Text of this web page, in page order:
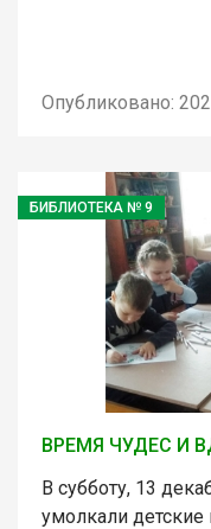
Опубликовано:
БИБЛИОТЕКА № 9
ВРЕМЯ ЧУДЕС И
В субботу, 13
умолкали детские